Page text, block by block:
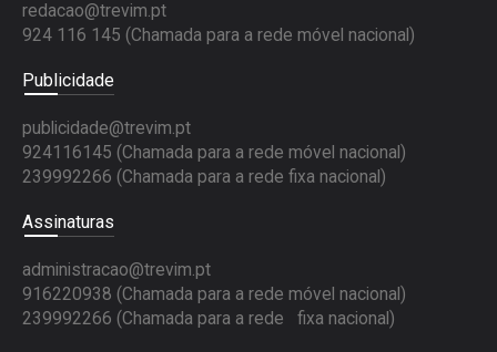
redacao@trevim.pt
924 116 145 (Chamada para a rede móvel nacional)
Publicidade
publicidade@trevim.pt
924116145 (Chamada para a rede móvel nacional)
239992266 (Chamada para a rede fixa nacional)
Assinaturas
administracao@trevim.pt
916220938 (Chamada para a rede móvel nacional)
239992266 (Chamada para a rede fixa nacional)